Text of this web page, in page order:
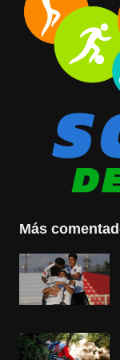
Más